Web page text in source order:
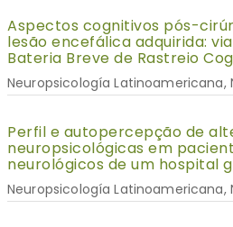
Aspectos cognitivos pós-
lesão encefálica adquirida:
Bateria Breve de Rastreio
Neuropsicología Latinoamericana,
Perfil e autopercepção de
neuropsicológicas em
neurológicos de um hospital
Neuropsicología Latinoamericana,